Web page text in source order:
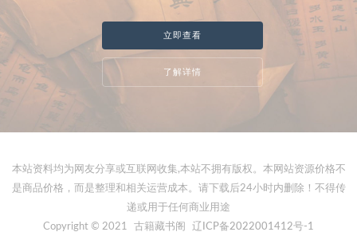
立即查看
了解详情
本站资料均为网友分享或互联网收集,本站不拥有版权。本网站资源价格不
是商品价格，而是整理和相关运营成本。请下载后24小时内删除！不得传
递或用于任何商业用途
Copyright © 2021
古籍藏书阁 辽ICP备2022001412号-1